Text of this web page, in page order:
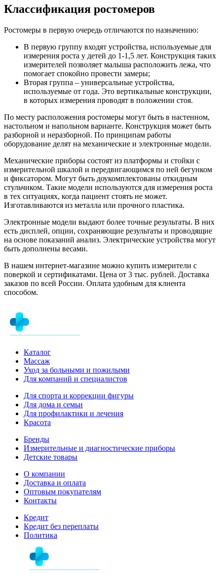
Классификация ростомеров
Ростомеры в первую очередь отличаются по назначению:
В первую группу входят устройства, используемые для
измерения роста у детей до 1-1,5 лет. Конструкция таких
измерителей позволяет малыша расположить лежа, что
помогает спокойно провести замеры;
Вторая группа – универсальные устройства,
используемые от года. Это вертикальные конструкции,
в которых измерения проводят в положении стоя.
По месту расположения ростомеры могут быть в настенном,
настольном и напольном варианте. Конструкция может быть
разборной и неразборной. По принципам работы
оборудование делят на механические и электронные модели.
Механические приборы состоят из платформы и стойки с
измерительной шкалой и передвигающимся по ней бегунком
и фиксатором. Могут быть доукомплектованы откидным
стульчиком. Такие модели используются для измерения роста
в тех ситуациях, когда пациент стоять не может.
Изготавливаются из металла или прочного пластика.
Электронные модели выдают более точные результаты. В них
есть дисплей, опции, сохраняющие результаты и проводящие
на основе показаний анализ. Электрические устройства могут
быть дополнены весами.
В нашем интернет-магазине можно купить измерители с
поверкой и сертификатами. Цена от 3 тыс. рублей. Доставка
заказов по всей России. Оплата удобным для клиента
способом.
Каталог
Массаж
Уход за больными и пожилыми
Для компаний и специалистов
Для спорта и коррекции фигуры
Для дома и семьи
Для профилактики и лечения
Красота
Бренды
Измерительные и диагностические приборы
Детские товары
О компании
Доставка и оплата
Оптовым покупателям
Контакты
Кредит
Кредит без переплаты
Политика